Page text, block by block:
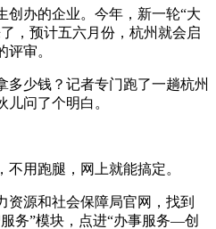
创办的企业。今年，新一轮“大
，预计五六月份，杭州就会启
审。
多少钱？记者专门跑了一趟杭州
问了个明白。
用跑腿，网上就能搞定。
资源和社会保障局官网，找到
务”模块，点进“办事服务—创